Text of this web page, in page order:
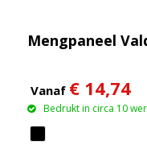
Mengpaneel
Vanaf € 14,74
Bedrukt in circa 10